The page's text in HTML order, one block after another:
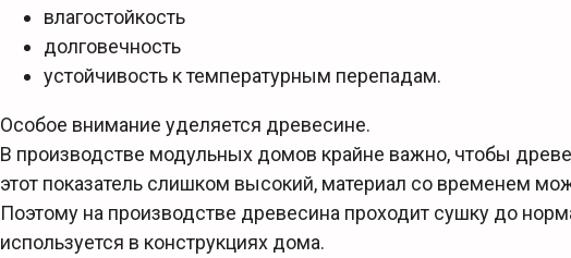
влагостойкость
долговечность
устойчивость к температурным перепадам.
Особое внимание уделяется древесине.
В производстве модульных домов крайне важно, чтобы
этот показатель слишком высокий, материал со временем
Поэтому на производстве древесина проходит сушку до
используется в конструкциях дома.